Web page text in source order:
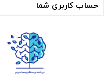
حساب کاربری شما